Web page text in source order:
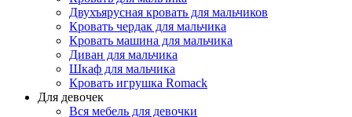
Двухъярусная кровать для мальчиков
Кровать чердак для мальчика
Кровать машина для мальчика
Диван для мальчика
Шкаф для мальчика
Кровать игрушка Romack
Для девочек
Вся мебель для девочки